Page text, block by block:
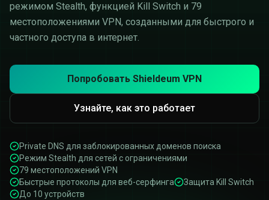
режимом Stealth, функцией Kill Switch и 79
местоположениями VPN, созданными для быстрого и
частного доступа в интернет.
Попробовать Shieldeum VPN
Узнайте, как это работает
Private DNS для заблокированных доменов поиска
Режим Stealth для сетей с ограничениями
79 местоположений VPN
Быстрые протоколы для веб-серфинга
Защита Kill Switch
До 10 устройств